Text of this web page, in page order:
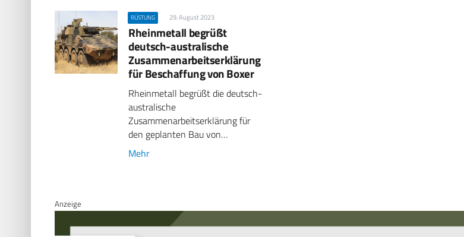
RÜSTUNG 29. August 2023
Rheinmetall begrüßt
deutsch-australische
Zusammenarbeitserklärung
für Beschaffung von Boxer
Rheinmetall begrüßt die deutsch-
australische
Zusammenarbeitserklärung für
den geplanten Bau von…
Mehr
Anzeige